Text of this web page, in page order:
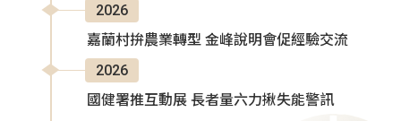
2026
嘉蘭村拚農業轉型 金峰說明會促經驗交流
2026
國健署推互動展 長者量六力揪失能警訊